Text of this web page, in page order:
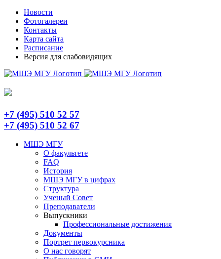
Skip
content
TelegramНовости
Фотогалереи
Контакты
Карта сайта
Расписание
Версия для слабовидящих
+7 (495) 510 52 57
+7 (495) 510 52 67
МШЭ МГУ
О факультете
FAQ
История
МШЭ МГУ в цифрах
Структура
Ученый Совет
Преподаватели
Выпускники
Профессиональные достижения
Документы
Портрет первокурсника
О нас говорят